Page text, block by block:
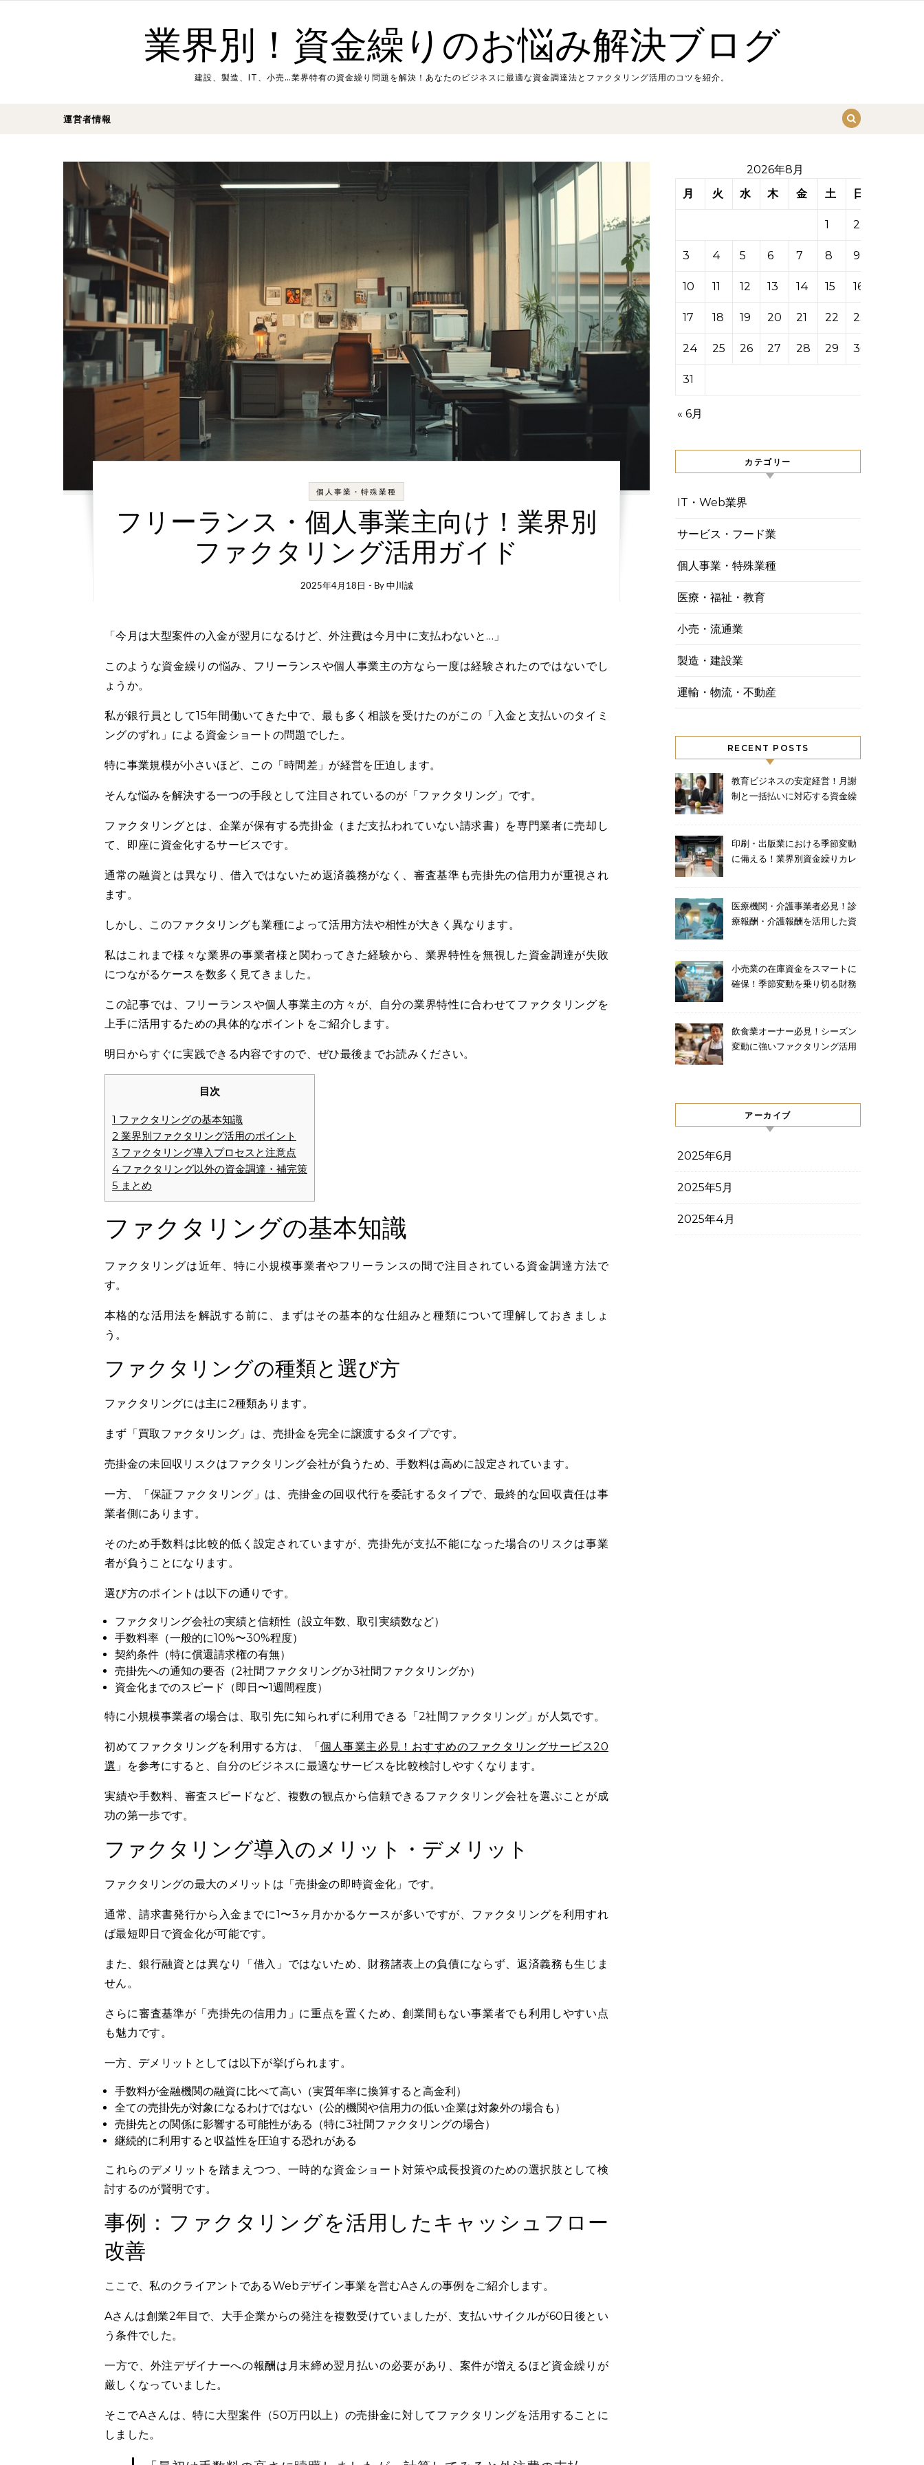
業界別！資金繰りのお悩み解決ブログ
建設、製造、IT、小売…業界特有の資金繰り問題を解決！あなたのビジネスに最適な資金調達法とファクタリング活用のコツを紹介。
運営者情報
個人事業・特殊業種
フリーランス・個人事業主向け！業界別
ファクタリング活用ガイド
2025年4月18日 - By 中川誠
「今月は大型案件の入金が翌月になるけど、外注費は今月中に支払わないと…」
このような資金繰りの悩み、フリーランスや個人事業主の方なら一度は経験されたのではないでし
ょうか。
私が銀行員として15年間働いてきた中で、最も多く相談を受けたのがこの「入金と支払いのタイミ
ングのずれ」による資金ショートの問題でした。
特に事業規模が小さいほど、この「時間差」が経営を圧迫します。
そんな悩みを解決する一つの手段として注目されているのが「ファクタリング」です。
ファクタリングとは、企業が保有する売掛金（まだ支払われていない請求書）を専門業者に売却し
て、即座に資金化するサービスです。
通常の融資とは異なり、借入ではないため返済義務がなく、審査基準も売掛先の信用力が重視され
ます。
しかし、このファクタリングも業種によって活用方法や相性が大きく異なります。
私はこれまで様々な業界の事業者様と関わってきた経験から、業界特性を無視した資金調達が失敗
につながるケースを数多く見てきました。
この記事では、フリーランスや個人事業主の方々が、自分の業界特性に合わせてファクタリングを
上手に活用するための具体的なポイントをご紹介します。
明日からすぐに実践できる内容ですので、ぜひ最後までお読みください。
目次
1 ファクタリングの基本知識
2 業界別ファクタリング活用のポイント
3 ファクタリング導入プロセスと注意点
4 ファクタリング以外の資金調達・補完策
5 まとめ
ファクタリングの基本知識
ファクタリングは近年、特に小規模事業者やフリーランスの間で注目されている資金調達方法で
す。
本格的な活用法を解説する前に、まずはその基本的な仕組みと種類について理解しておきましょ
う。
ファクタリングの種類と選び方
ファクタリングには主に2種類あります。
まず「買取ファクタリング」は、売掛金を完全に譲渡するタイプです。
売掛金の未回収リスクはファクタリング会社が負うため、手数料は高めに設定されています。
一方、「保証ファクタリング」は、売掛金の回収代行を委託するタイプで、最終的な回収責任は事
業者側にあります。
そのため手数料は比較的低く設定されていますが、売掛先が支払不能になった場合のリスクは事業
者が負うことになります。
選び方のポイントは以下の通りです。
ファクタリング会社の実績と信頼性（設立年数、取引実績数など）
手数料率（一般的に10%〜30%程度）
契約条件（特に償還請求権の有無）
売掛先への通知の要否（2社間ファクタリングか3社間ファクタリングか）
資金化までのスピード（即日〜1週間程度）
特に小規模事業者の場合は、取引先に知られずに利用できる「2社間ファクタリング」が人気です。
初めてファクタリングを利用する方は、「個人事業主必見！おすすめのファクタリングサービス20
選 」を参考にすると、自分のビジネスに最適なサービスを比較検討しやすくなります。
実績や手数料、審査スピードなど、複数の観点から信頼できるファクタリング会社を選ぶことが成
功の第一歩です。
ファクタリング導入のメリット・デメリット
ファクタリングの最大のメリットは「売掛金の即時資金化」です。
通常、請求書発行から入金までに1〜3ヶ月かかるケースが多いですが、ファクタリングを利用すれ
ば最短即日で資金化が可能です。
また、銀行融資とは異なり「借入」ではないため、財務諸表上の負債にならず、返済義務も生じま
せん。
さらに審査基準が「売掛先の信用力」に重点を置くため、創業間もない事業者でも利用しやすい点
も魅力です。
一方、デメリットとしては以下が挙げられます。
手数料が金融機関の融資に比べて高い（実質年率に換算すると高金利）
全ての売掛先が対象になるわけではない（公的機関や信用力の低い企業は対象外の場合も）
売掛先との関係に影響する可能性がある（特に3社間ファクタリングの場合）
継続的に利用すると収益性を圧迫する恐れがある
これらのデメリットを踏まえつつ、一時的な資金ショート対策や成長投資のための選択肢として検
討するのが賢明です。
事例：ファクタリングを活用したキャッシュフロー
改善
ここで、私のクライアントであるWebデザイン事業を営むAさんの事例をご紹介します。
Aさんは創業2年目で、大手企業からの発注を複数受けていましたが、支払いサイクルが60日後とい
う条件でした。
一方で、外注デザイナーへの報酬は月末締め翌月払いの必要があり、案件が増えるほど資金繰りが
厳しくなっていました。
そこでAさんは、特に大型案件（50万円以上）の売掛金に対してファクタリングを活用することに
しました。
2026年8月
月
火 水 木 金 土 日
1 2
3 4 5 6 7 8 9
10 11 12 13 14 15 16
17 18 19 20 21 22 23
24 25 26 27 28 29 30
31
« 6月
カテゴリー
IT・Web業界
サービス・フード業
個人事業・特殊業種
医療・福祉・教育
小売・流通業
製造・建設業
運輸・物流・不動産
RECENT POSTS
教育ビジネスの安定経営！月謝
制と一括払いに対応する資金繰
印刷・出版業における季節変動
に備える！業界別資金繰りカレ
医療機関・介護事業者必見！診
療報酬・介護報酬を活用した資
小売業の在庫資金をスマートに
確保！季節変動を乗り切る財務
飲食業オーナー必見！シーズン
変動に強いファクタリング活用
アーカイブ
2025年6月
2025年5月
2025年4月